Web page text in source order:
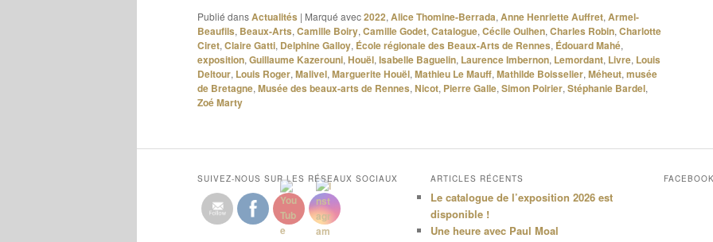
Publié dansActualités | Marqué avec2022, Alice Thomine-Berrada, Anne Henriette Auffret, Armel-
Beaufils, Beaux-Arts, Camille Boiry, Camille Godet, Catalogue, Cécile Oulhen, Charles Robin, Charlotte
Ciret, Claire Gatti, Delphine Galloy, École régionale des Beaux-Arts de Rennes, Édouard Mahé,
exposition, Guillaume Kazerouni, Houël, Isabelle Baguelin, Laurence Imbernon, Lemordant, Livre, Louis
Deltour, Louis Roger, Malivel, Marguerite Houël, Mathieu Le Mauff, Mathilde Boisselier, Méheut, musée
de Bretagne, Musée des beaux-arts de Rennes, Nicot, Pierre Galle, Simon Poirier, Stéphanie Bardel,
Zoé Marty
SUIVEZ-NOUS SUR LES RÉSEAUX SOCIAUX ARTICLES RÉCENTS
Le catalogue de l’exposition 2026 est
disponible !
Une heure avec Paul Moal